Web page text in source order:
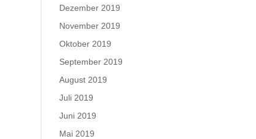
Dezember 2019
November 2019
Oktober 2019
September 2019
August 2019
Juli 2019
Juni 2019
Mai 2019